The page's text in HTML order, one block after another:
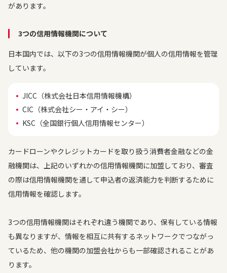
があります。
3つの信用情報機関について
日本国内では、以下の3つの信用情報機関が個人の信用情報を管理
しています。
JICC（株式会社日本信用情報機構）
CIC（株式会社シー・アイ・シー）
KSC（全国銀行個人信用情報センター）
カードローンやクレジットカードを取り扱う消費者金融などの金
融機関は、上記のいずれかの信用情報機関に加盟しており、審査
の際は信用情報機関を通して申込者の返済能力を判断するために
信用情報を確認します。
3つの信用情報機関はそれぞれ違う機関であり、保有している情報
も異なりますが、情報を相互に共有するネットワークでつながっ
ているため、他の機関の加盟会社からも一部確認されることがあ
ります。